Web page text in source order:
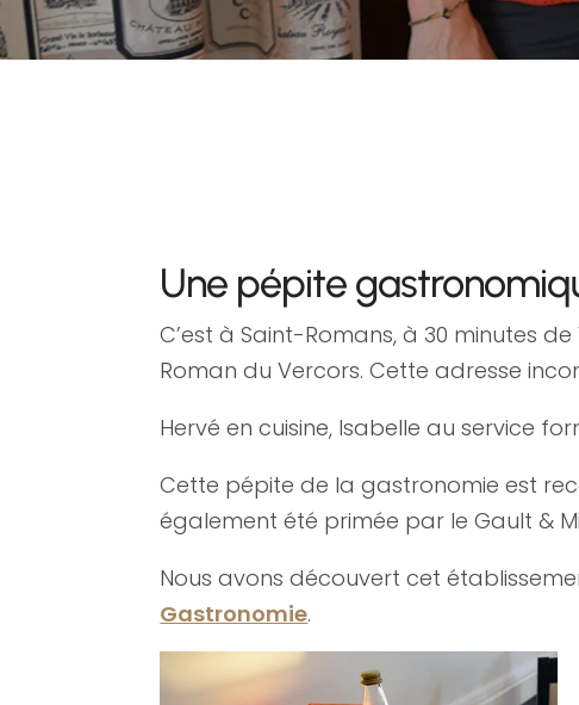
Une pépite
C’est à Saint-Romans, à 30 minutes
Roman du Vercors. Cette adresse
Hervé en cuisine, Isabelle au service
Cette pépite de la gastronomie est r
également été primée par le Gault &
Nous avons découvert cet
Gastronomie.